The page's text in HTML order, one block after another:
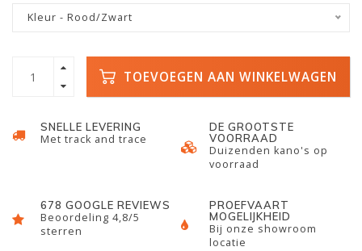
Kleur - Rood/Zwart
TOEVOEGEN AAN WINKELWAGEN
SNELLE LEVERING
Met track and trace
DE GROOTSTE
VOORRAAD
Duizenden kano's op
voorraad
678 GOOGLE REVIEWS
Beoordeling 4,8/5
sterren
PROEFVAART
MOGELIJKHEID
Bij onze showroom
locatie